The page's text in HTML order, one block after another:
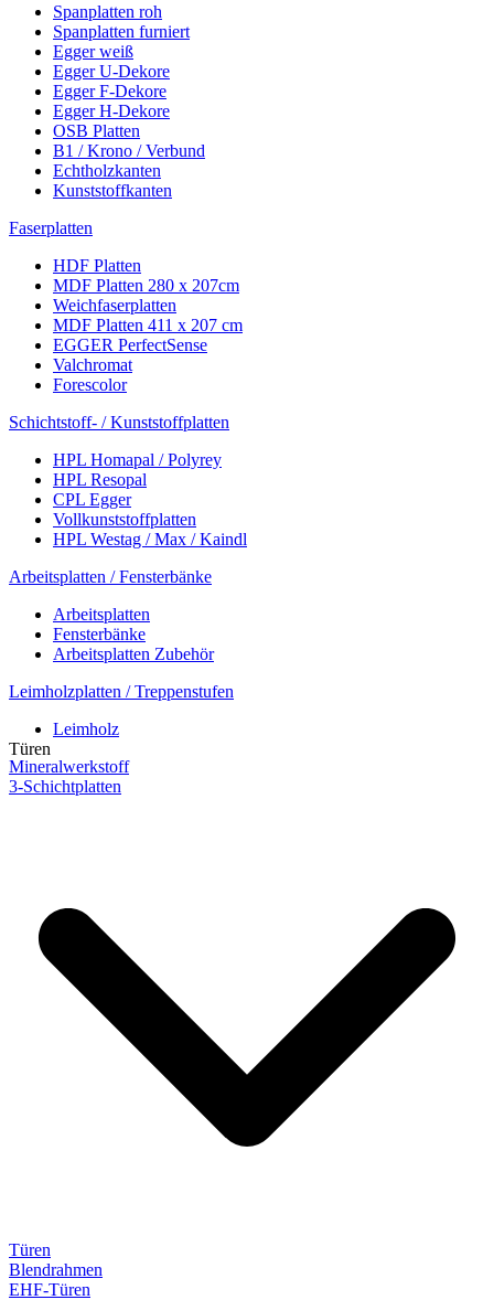
Spanplatten roh
Spanplatten furniert
Egger weiß
Egger U-Dekore
Egger F-Dekore
Egger H-Dekore
OSB Platten
B1 / Krono / Verbund
Echtholzkanten
Kunststoffkanten
Faserplatten
HDF Platten
MDF Platten 280 x 207cm
Weichfaserplatten
MDF Platten 411 x 207 cm
EGGER PerfectSense
Valchromat
Forescolor
Schichtstoff- / Kunststoffplatten
HPL Homapal / Polyrey
HPL Resopal
CPL Egger
Vollkunststoffplatten
HPL Westag / Max / Kaindl
Arbeitsplatten / Fensterbänke
Arbeitsplatten
Fensterbänke
Arbeitsplatten Zubehör
Leimholzplatten / Treppenstufen
Leimholz
Mineralwerkstoff
3-Schichtplatten
Türen
Türen
Blendrahmen
EHF-Türen